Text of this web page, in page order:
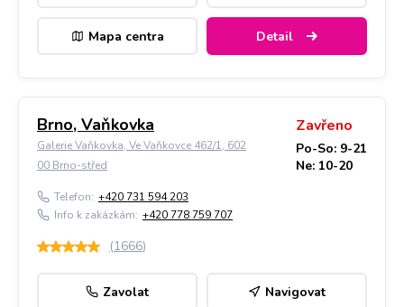
Mapa centra Detail
Brno, Vaňkovka
Galerie Vaňkovka, Ve Vaňkovce 462/1, 602
00 Brno-střed
Zavřeno
Po-So: 9-21
Ne: 10-20
Telefon: +420 731 594 203
Info k zakázkám: +420 778 759 707
(1666)
Zavolat Navigovat